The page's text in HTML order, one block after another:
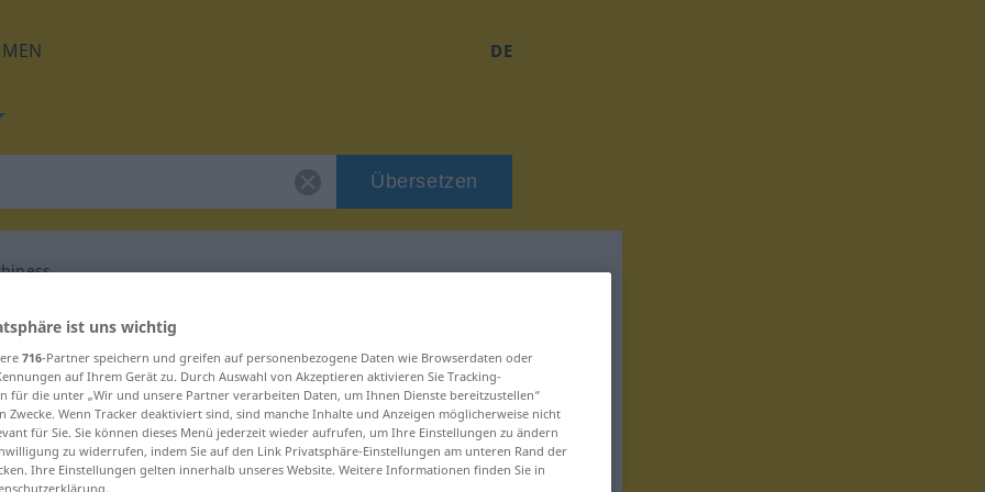
DE
Übersetzen
"untrustworthiness"
ist uns wichtig
716-Partner speichern und greifen auf personenbezogene Daten wie Browserdaten oder
auf Ihrem Gerät zu. Durch Auswahl von Akzeptieren aktivieren Sie Tracking-
für die unter „Wir und unsere Partner verarbeiten Daten, um Ihnen Dienste bereitzustellen“
Zwecke. Wenn Tracker deaktiviert sind, sind manche Inhalte und Anzeigen möglicherweise nicht
für Sie. Sie können dieses Menü jederzeit wieder aufrufen, um Ihre Einstellungen zu ändern
zu widerrufen, indem Sie auf den Link Privatsphäre-Einstellungen am unteren Rand der
Ihre Einstellungen gelten innerhalb unseres Website. Weitere Informationen finden Sie in